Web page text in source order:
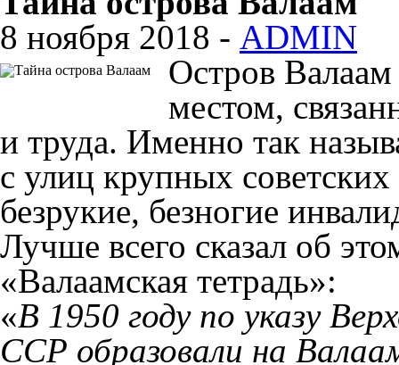
8 ноября 2018 - ADMIN
Остров Валаам
местом,
и труда. Именно так
с улиц крупных
безрукие, безногие
Лучше всего сказал об
«Валаамская тетрадь»:
«В 1950 году по указу
ССР образовали на